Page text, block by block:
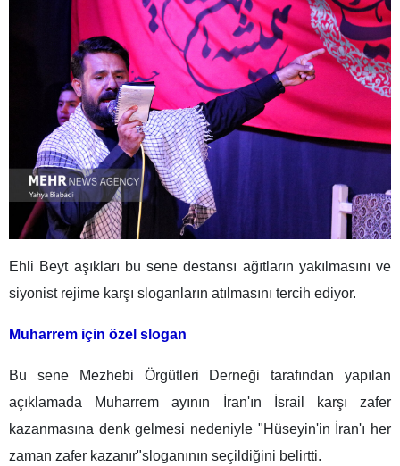
Ehli Beyt aşıkları bu sene destansı ağıtların yakılmasını ve
siyonist rejime karşı sloganların atılmasını tercih ediyor.
Muharrem için özel slogan
Bu sene Mezhebi Örgütleri Derneği tarafından yapılan
açıklamada Muharrem ayının İran'ın İsrail karşı zafer
kazanmasına denk gelmesi nedeniyle "Hüseyin'in İran'ı her
zaman zafer kazanır"sloganının seçildiğini belirtti.